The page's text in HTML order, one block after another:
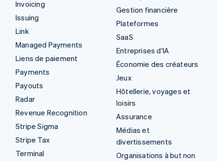
Invoicing
Issuing
Link
Managed Payments
Liens de paiement
Payments
Payouts
Radar
Revenue Recognition
Stripe Sigma
Stripe Tax
Terminal
Gestion financière
Plateformes
SaaS
Entreprises d'IA
Économie des créateurs
Jeux
Hôtellerie, voyages et
loisirs
Assurance
Médias et
divertissements
Organisations à but non